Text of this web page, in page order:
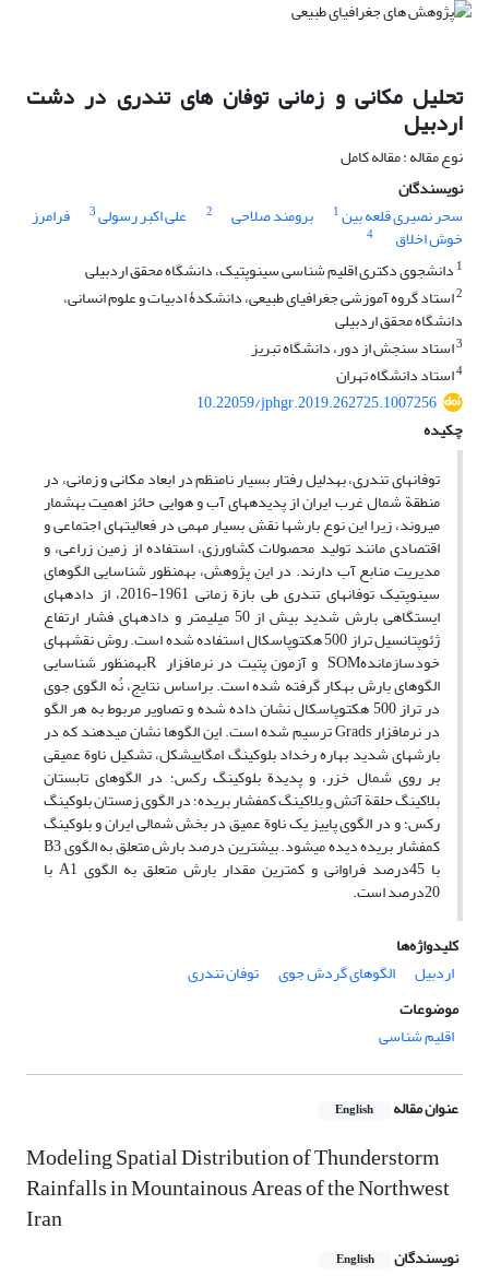
تحلیل مکانی و زمانی توفان‏ های تندری در دشت
اردبیل
نوع مقاله : مقاله کامل
نویسندگان
سحر نصیری قلعه بین1 برومند صلاحی 2 علی اکبر رسولی3 فرامرز
خوش اخلاق
4
1 دانشجوی دکتری اقلیم ‏شناسی سینوپتیک، دانشگاه محقق اردبیلی
2استاد گروه آموزشی جغرافیای طبیعی، دانشکدۀ ادبیات و علوم انسانی،
دانشگاه محقق اردبیلی
3استاد سنجش از دور، دانشگاه تبریز
4استاد دانشگاه تهران
10.22059/jphgr.2019.262725.1007256
چکیده
توفان‏های تندری، به‏دلیل رفتار بسیار نامنظم در ابعاد مکانی و زمانی، در
منطقة شمال‏ غرب ایران از پدیده‏های آب و هوایی حائز اهمیت به‏شمار
می‏روند، زیرا این نوع بارش‏ها نقش بسیار مهمی در فعالیت‏های اجتماعی و
اقتصادی مانند تولید محصولات کشاورزی، استفاده از زمین زراعی، و
مدیریت منابع آب دارند. در این پژوهش، به‏منظور شناسایی الگوهای
سینوپتیک توفان‏های تندری طی بازة زمانی 1961-2016، از داده‏های
ایستگاهی بارش شدید بیش از 50 میلی‏متر و داده‏های فشار ارتفاع
ژئوپتانسیل تراز 500 هکتوپاسکال استفاده شده است. روش نقشه‏های
خودسازمان‏دهSOM و آزمون پتیت در نرم‏افزار Rبه‏منظور شناسایی
الگوهای بارش به‏کار گرفته شده است. براساس نتایج، نُه الگوی جوی
در تراز 500 هکتوپاسکال نشان داده شده و تصاویر مربوط به هر الگو
در نرم‏افزار Grads ترسیم شده است. این الگوها نشان می‏دهند که در
بارش‏های شدید بهاره رخداد بلوکینگ امگایی‏شکل، تشکیل ناوة عمیقی
بر روی شمال خزر، و پدیدة بلوکینگ رکس؛ در الگوهای تابستان
بلاکینگ حلقة آتش و بلاکینگ کم‏فشار بریده؛ در الگوی زمستان بلوکینگ
رکس؛ و در الگوی پاییز یک ناوة عمیق در بخش شمالی ایران و بلوکینگ
کم‏فشار بریده دیده می‏شود. بیشترین درصد بارش متعلق به الگوی B3
با 45درصد فراوانی و کمترین مقدار بارش متعلق به الگوی A1 با
20درصد است.
کلیدواژه‌ها
اردبیل
الگوهای گردش جوی
توفان تندری
موضوعات
اقلیم شناسی
عنوان مقاله English
Modeling Spatial Distribution of Thunderstorm
Rainfalls in Mountainous Areas of the Northwest
Iran
نویسندگان English